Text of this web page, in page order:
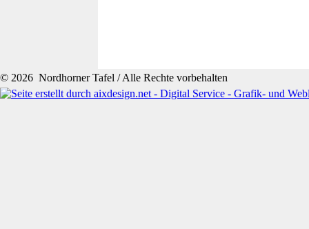
© 2026 Nordhorner Tafel / Alle Rechte vorbehalten